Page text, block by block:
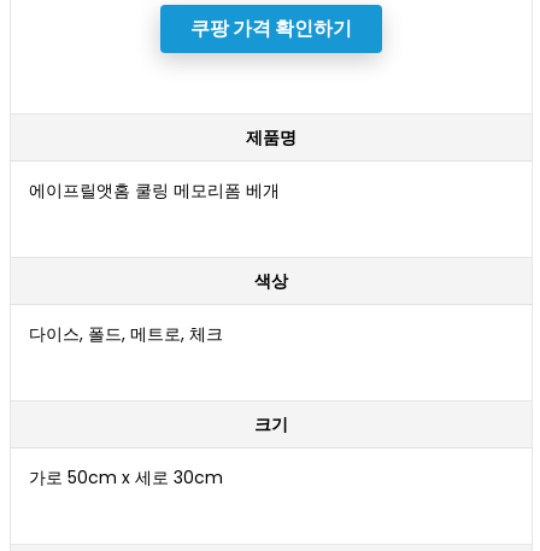
쿠팡 가격 확인하기
제품명
에이프릴앳홈 쿨링 메모리폼 베개
색상
다이스, 폴드, 메트로, 체크
크기
가로 50cm x 세로 30cm